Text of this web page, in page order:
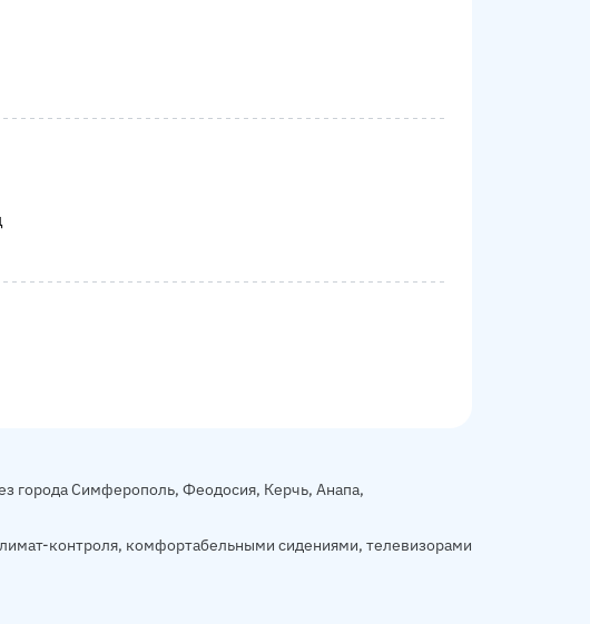
города Симферополь, Феодосия, Керчь, Анапа,
контроля, комфортабельными сидениями, телевизорами